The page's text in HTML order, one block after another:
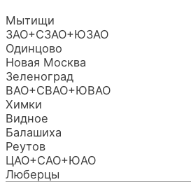
Мытищи
ЗАО+СЗАО+ЮЗАО
Одинцово
Новая Москва
Зеленоград
ВАО+СВАО+ЮВАО
Химки
Видное
Балашиха
Реутов
ЦАО+САО+ЮАО
Люберцы